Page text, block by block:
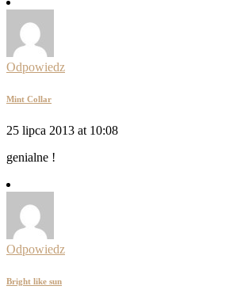
Odpowiedz
Mint Collar
25 lipca 2013 at 10:08
genialne !
Odpowiedz
Bright like sun